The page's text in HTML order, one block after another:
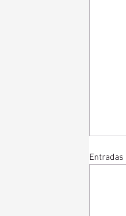
Entradas